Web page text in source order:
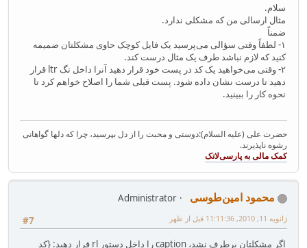
سلام.
مثال ارسالی من که مشکلی ندارد.
ضمناً
۱- لطفاً وقتی سؤالی می‌پرسید یک فایل کوچک حاوی مشکلتان ضمیمه
کنید که لازم نباشد طرف یک مثال درست کند.
۲- وقتی می‌خواهید یک کد در پست خود قرار دهید آنرا داخل تگ ltr قرار
دهید تا درست نشان داده شود. پست قبلی شما را اصلاح خواهم کرد تا
نحوه کار را ببینید.
حضرت علی (علیه السلام):دوستی و محبت را از دل بپرسید، چرا که دلها گواهانی
رشوه ناپذیرند.
محمود امین‌طوسی
Administrator
#7
ژانویه 11, 2010, 11:11:36 قبل از ظهر
اگر مشکلتان برطرف نشد، caption را داخل دستور rl قرار دهید: {کد